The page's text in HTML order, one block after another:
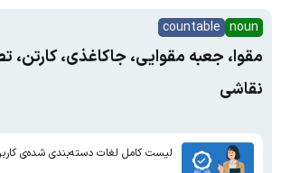
noun
countable
مقوا، جعبه مقوایی، جاکاغذی، کارتن،
نقاشی
لیست کامل لغات دسته‌بندی شده‌ی